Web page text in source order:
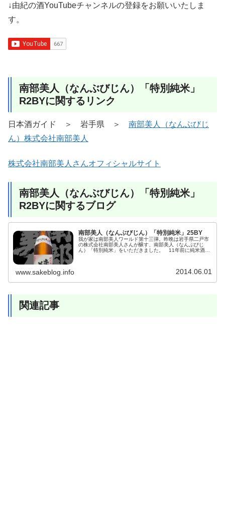
↓由紀の酒YouTubeチャンネルの登録をお願いいたしま
す。
南部美人（なんぶびじん）「特別純米」
R2BYに関するリンク
日本酒ガイド ＞ 岩手県 ＞ 南部美人（なんぶびじ
ん）株式会社南部美人
株式会社南部美人さんオフィシャルサイト
南部美人（なんぶびじん）「特別純米」
R2BYに関するブログ
南部美人（なんぶびじん）「特別純米」25BY
我が家は南部美人ワールド第十三弾。昨晩は岩手県二戸市
の株式会社南部美人さんが醸す、南部美人（なんぶびじ
ん）「特別純米」をいただきました。 11年前に純米酒フ
www.sakeblog.info 2014.06.01
関連記事